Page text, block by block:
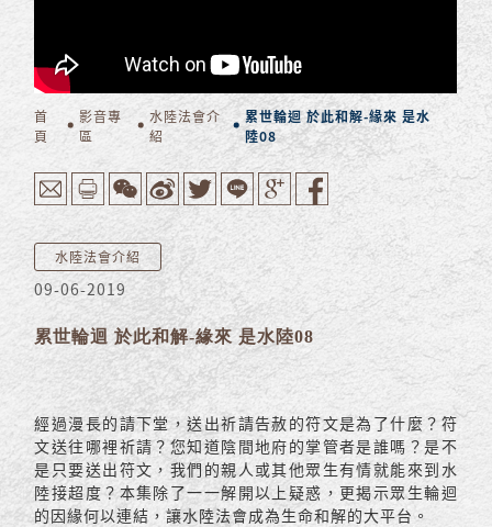
首
頁
影音專
區
水陸法會介
紹
累世輪迴 於此和解-緣來 是水
陸08
水陸法會介紹
09-06-2019
累世輪迴 於此和解-緣來 是水陸08
經過漫長的請下堂，送出祈請告赦的符文是為了什麼？符
文送往哪裡祈請？您知道陰間地府的掌管者是誰嗎？是不
是只要送出符文，我們的親人或其他眾生有情就能來到水
陸接超度？本集除了一一解開以上疑惑，更揭示眾生輪迴
的因緣何以連結，讓水陸法會成為生命和解的大平台。